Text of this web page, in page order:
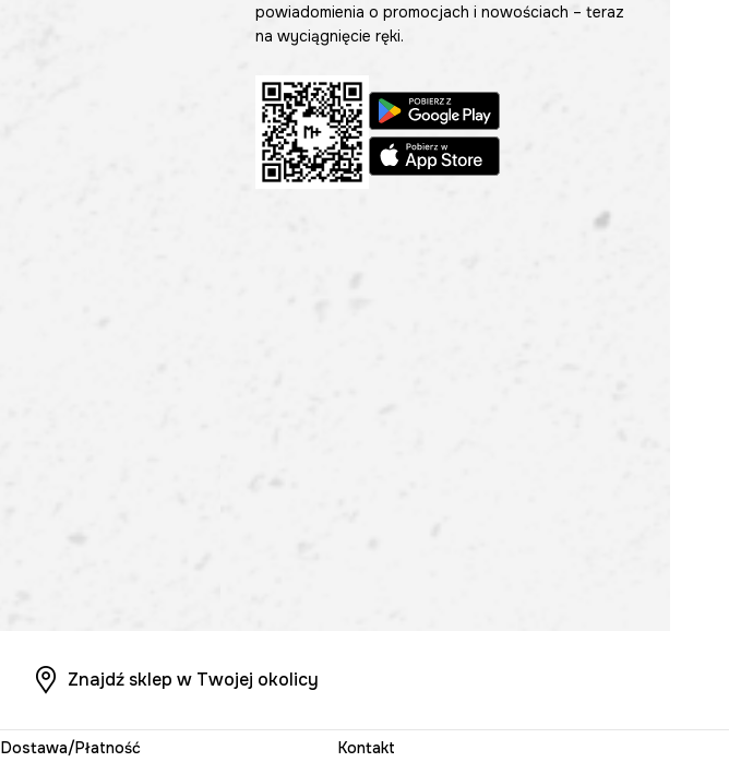
powiadomienia o promocjach i nowościach – teraz
na wyciągnięcie ręki.
Znajdź sklep w Twojej okolicy
Dostawa/Płatność Kontakt